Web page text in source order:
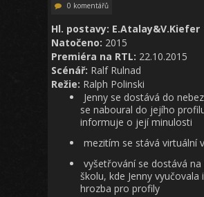
0 komentářů
Hl. postavy: E.Atalay&V.Kiefer
Natočeno: 2015
Premiéra na RTL: 22.10.2015
Scénář: Ralf Rulnad
Režie: Ralph Polinski
Jenny se dostává do
se naboural do jejího
informuje o její minulosti
mezitím se stává virtuální
vyšetřování se dostává na
školu, kde Jenny vyučovala
hrozba pro profily